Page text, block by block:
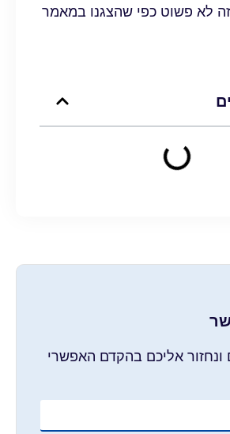
לא פשוט כפי שהצגנו במאמר
ונחזור אליכם בהקדם האפשרי